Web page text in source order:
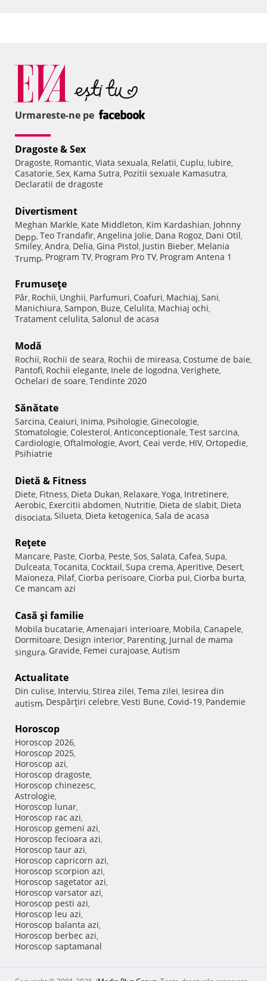
Urmareste-ne pe
Dragoste & Sex
Dragoste, Romantic, Viata sexuala, Relatii, Cuplu, Iubire,
Casatorie, Sex, Kama Sutra, Pozitii sexuale Kamasutra,
Declaratii de dragoste
Divertisment
Meghan Markle, Kate Middleton, Kim Kardashian, Johnny
Depp, Teo Trandafir, Angelina Jolie, Dana Rogoz, Dani Otil,
Smiley, Andra, Delia, Gina Pistol, Justin Bieber, Melania
Trump, Program TV, Program Pro TV, Program Antena 1
Frumuseţe
Păr, Rochii, Unghii, Parfumuri, Coafuri, Machiaj, Sani,
Manichiura, Sampon, Buze, Celulita, Machiaj ochi,
Tratament celulita, Salonul de acasa
Modă
Rochii, Rochii de seara, Rochii de mireasa, Costume de baie,
Pantofi, Rochii elegante, Inele de logodna, Verighete,
Ochelari de soare, Tendinte 2020
Sănătate
Sarcina, Ceaiuri, Inima, Psihologie, Ginecologie,
Stomatologie, Colesterol, Anticonceptionale, Test sarcina,
Cardiologie, Oftalmologie, Avort, Ceai verde, HIV, Ortopedie,
Psihiatrie
Dietă & Fitness
Diete, Fitness, Dieta Dukan, Relaxare, Yoga, Intretinere,
Aerobic, Exercitii abdomen, Nutritie, Dieta de slabit, Dieta
disociata, Silueta, Dieta ketogenica, Sala de acasa
Reţete
Mancare, Paste, Ciorba, Peste, Sos, Salata, Cafea, Supa,
Dulceata, Tocanita, Cocktail, Supa crema, Aperitive, Desert,
Maioneza, Pilaf, Ciorba perisoare, Ciorba pui, Ciorba burta,
Ce mancam azi
Casă şi familie
Mobila bucatarie, Amenajari interioare, Mobila, Canapele,
Dormitoare, Design interior, Parenting, Jurnal de mama
singura, Gravide, Femei curajoase, Autism
Actualitate
Din culise, Interviu, Stirea zilei, Tema zilei, Iesirea din
autism, Despărţiri celebre, Vesti Bune, Covid-19, Pandemie
Horoscop
Horoscop 2026,
Horoscop 2025,
Horoscop azi,
Horoscop dragoste,
Horoscop chinezesc,
Astrologie,
Horoscop lunar,
Horoscop rac azi,
Horoscop gemeni azi,
Horoscop fecioara azi,
Horoscop taur azi,
Horoscop capricorn azi,
Horoscop scorpion azi,
Horoscop sagetator azi,
Horoscop varsator azi,
Horoscop pesti azi,
Horoscop leu azi,
Horoscop balanta azi,
Horoscop berbec azi,
Horoscop saptamanal